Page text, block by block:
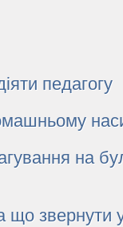
педагогу
на
що звернути